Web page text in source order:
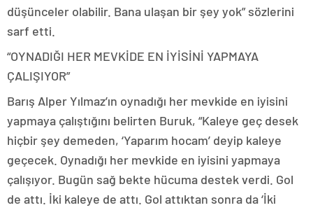
düşünceler olabilir. Bana ulaşan bir şey yok” sözlerini
sarf etti.
“OYNADIĞI HER MEVKİDE EN İYİSİNİ YAPMAYA
ÇALIŞIYOR”
Barış Alper Yılmaz’ın oynadığı her mevkide en iyisini
yapmaya çalıştığını belirten Buruk, “Kaleye geç desek
hiçbir şey demeden, ‘Yaparım hocam’ deyip kaleye
geçecek. Oynadığı her mevkide en iyisini yapmaya
çalışıyor. Bugün sağ bekte hücuma destek verdi. Gol
de attı. İki kaleye de attı. Gol attıktan sonra da ‘İki